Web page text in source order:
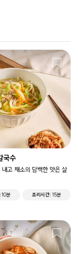
국수
내고 채소의 담백한 맛은 살
10분 조리시간 15분